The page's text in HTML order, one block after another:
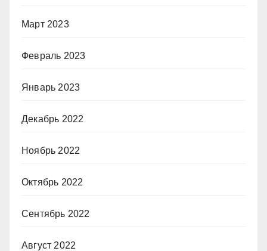
Март 2023
Февраль 2023
Январь 2023
Декабрь 2022
Ноябрь 2022
Октябрь 2022
Сентябрь 2022
Август 2022